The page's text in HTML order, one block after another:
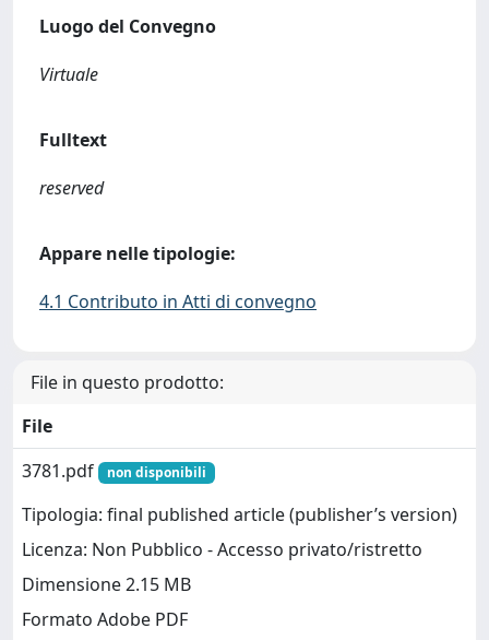
Luogo del Convegno
Virtuale
Fulltext
reserved
Appare nelle tipologie:
4.1 Contributo in Atti di convegno
File in questo prodotto:
File
3781.pdf
non disponibili
Tipologia: final published article (publisher’s version)
Licenza: Non Pubblico - Accesso privato/ristretto
Dimensione 2.15 MB
Formato Adobe PDF